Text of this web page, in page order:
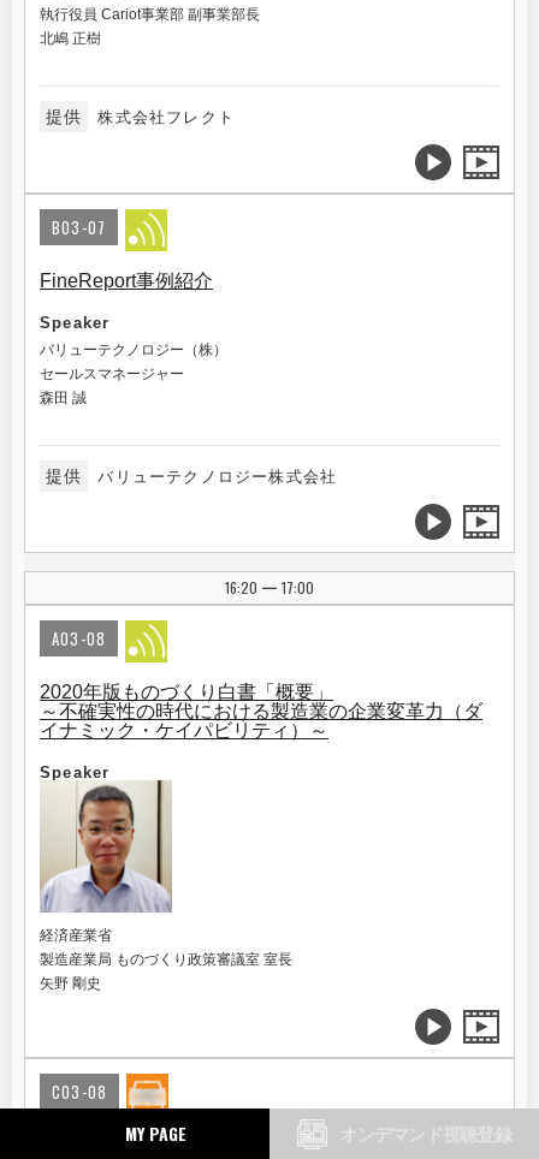
MY PAGE
執行役員 Cariot事業部 副事業部長
北嶋 正樹
提供 株式会社フレクト
B03-07
FineReport事例紹介
Speaker
バリューテクノロジー（株）
セールスマネージャー
森田 誠
提供 バリューテクノロジー株式会社
16:20 | 17:00
A03-08
2020年版ものづくり白書「概要」
～不確実性の時代における製造業の企業変革力（ダ
イナミック・ケイパビリティ）～
Speaker
経済産業省
製造産業局 ものづくり政策審議室 室長
矢野 剛史
C03-08
withコロナ時代に加速する自動運転・MaaS市場